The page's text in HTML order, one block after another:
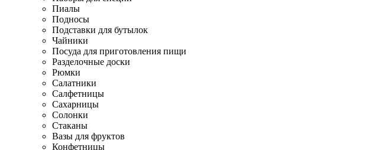
Пиалы
Подносы
Подставки для бутылок
Чайники
Посуда для приготовления пищи
Разделочные доски
Рюмки
Салатники
Салфетницы
Сахарницы
Солонки
Стаканы
Вазы для фруктов
Конфетницы